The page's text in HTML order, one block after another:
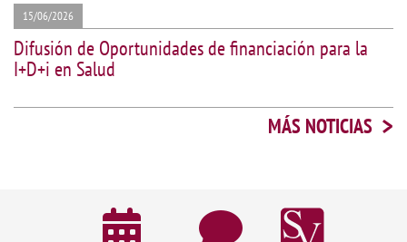
15/06/2026
Difusión de Oportunidades de financiación para la
I+D+i en Salud
MÁS NOTICIAS >